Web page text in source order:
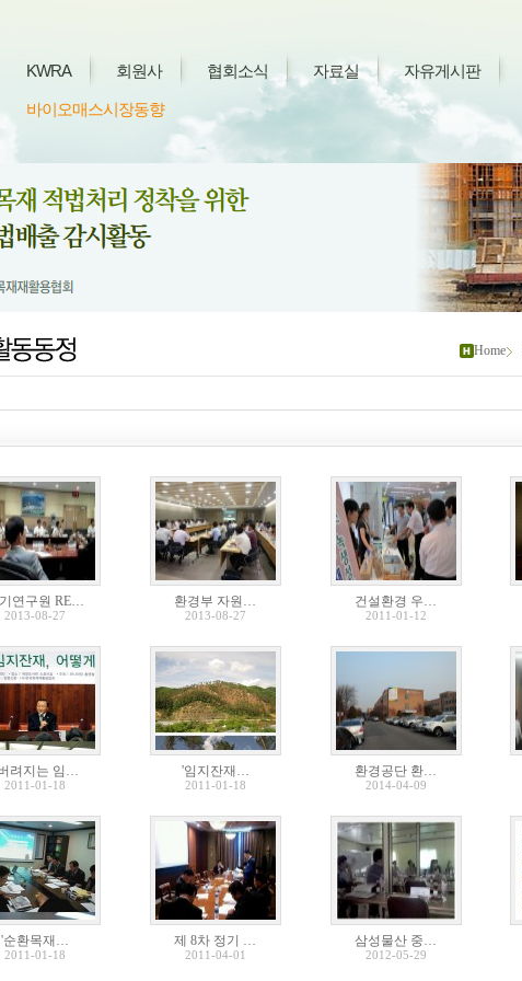
KWRA 회원사 협회소식 자료실 자유게시판
바이오매스시장동향
Home
연구원 RE…
2013-08-27
환경부 자원…
2013-08-27
건설환경 우…
2011-01-12
려지는 임…
2011-01-18
'임지잔재…
2011-01-18
환경공단 환…
2014-04-09
'순환목재…
2011-01-18
제 8차 정기 …
2011-04-01
삼성물산 중…
2012-05-29